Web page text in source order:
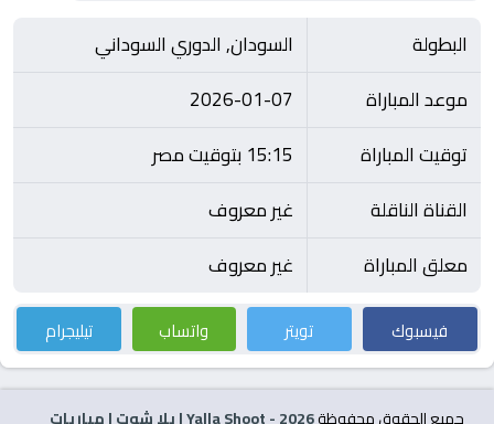
البطولة
السودان, الدوري السوداني
موعد المباراة
2026-01-07
توقيت المباراة
15:15 بتوقيت مصر
القناة الناقلة
غير معروف
معلق المباراة
غير معروف
فيسبوك تويتر واتساب تيليجرام